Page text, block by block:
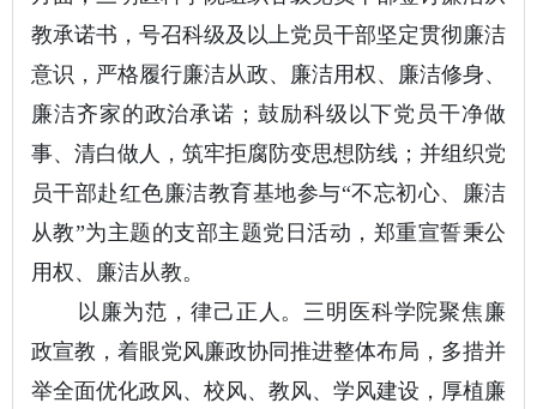
教承诺书，号召科级及以上党员干部坚定贯彻廉洁
意识，严格履行廉洁从政、廉洁用权、廉洁修身、
廉洁齐家的政治承诺；鼓励科级以下党员干净做
事、清白做人，筑牢拒腐防变思想防线；并组织党
员干部赴红色廉洁教育基地参与“不忘初心、廉洁
从教”为主题的支部主题党日活动，郑重宣誓秉公
用权、廉洁从教。
以廉为范，律己正人。三明医科学院聚焦廉
政宣教，着眼党风廉政协同推进整体布局，多措并
举全面优化政风、校风、教风、学风建设，厚植廉